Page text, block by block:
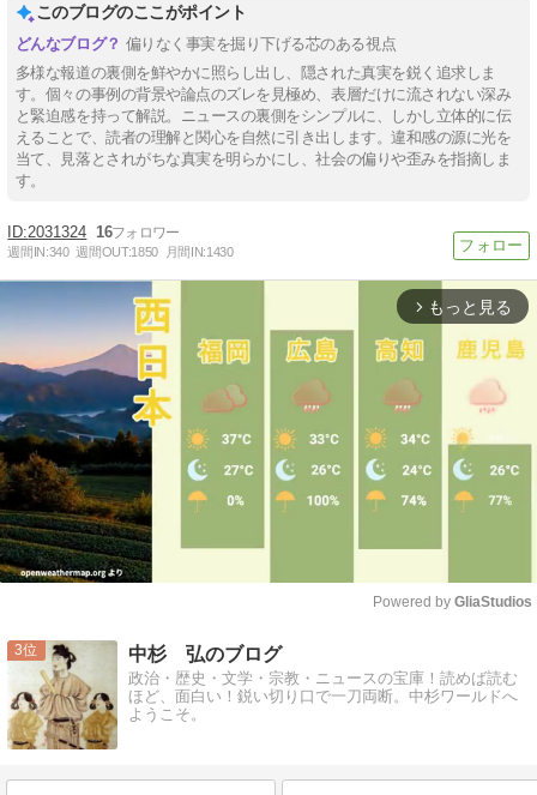
このブログのここがポイント
偏りなく事実を掘り下げる芯のある視点
多様な報道の裏側を鮮やかに照らし出し、隠された真実を鋭く追求しま
す。個々の事例の背景や論点のズレを見極め、表層だけに流されない深み
と緊迫感を持って解説。ニュースの裏側をシンプルに、しかし立体的に伝
えることで、読者の理解と関心を自然に引き出します。違和感の源に光を
当て、見落とされがちな真実を明らかにし、社会の偏りや歪みを指摘しま
す。
2031324 16
週間IN:340 週間OUT:1850 月間IN:1430
arrow_forward_ios もっと見る
Powered by GliaStudios
3 中杉 弘のブログ
政治・歴史・文学・宗教・ニュースの宝庫！読めば読む
ほど、面白い！鋭い切り口で一刀両断。中杉ワールドへ
ようこそ。